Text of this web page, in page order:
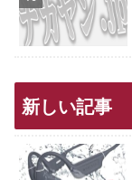
新しい記事